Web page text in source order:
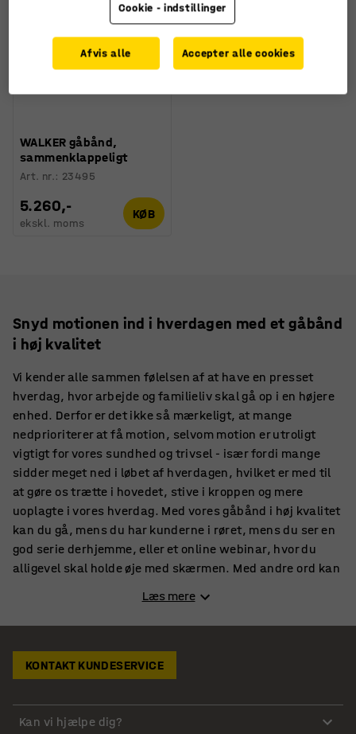
WALKER gåbånd,
sammenklappeligt
Art. nr.: 23495
5.260,-
ekskl. moms
KØB
Snyd motionen ind i hverdagen med et gåbånd
i høj kvalitet
Vi kender alle sammen følelsen af at have en presset
hverdag, hvor arbejde og familieliv skal gå op i en højere
enhed. Derfor er det ikke så mærkeligt, at mange
nedprioriterer at få motion, selvom motion er utroligt
vigtigt for vores sundhed og trivsel - især fordi mange
sidder meget ned i løbet af hverdagen, hvilket er med til
at gøre os trætte i hovedet, stive i kroppen og mere
uoplagte i vores hverdag. Med vores gåbånd i høj kvalitet
kan du gå, mens du har kunderne i røret, mens du ser en
god serie derhjemme, eller et online webinar, hvor du
alligevel skal holde øje med skærmen. Med andre ord kan
hjemme i privaten – nemmere bliver det ikke!
Uanset om du blot vil snyde lidt ekstra skridt ind i din
vil presse dig selv og få lidt sved på panden, så er vores
gåbånd det helt oplagte valg for dig, der ikke føler, du har
Læs mere
KONTAKT KUNDESERVICE
Kan vi hjælpe dig?
Cookie - indstillinger
Afvis alle Accepter alle cookies